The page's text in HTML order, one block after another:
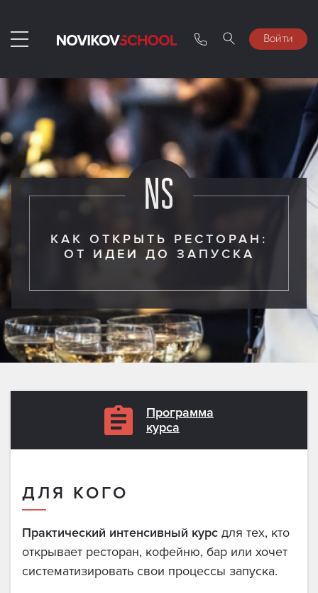
Войти
КАК ОТКРЫТЬ РЕСТОРАН:
ОТ ИДЕИ ДО ЗАПУСКА
Программа
курса
ДЛЯ КОГО
Практический интенсивный курс для тех, кто
открывает ресторан, кофейню, бар или хочет
систематизировать свои процессы запуска.